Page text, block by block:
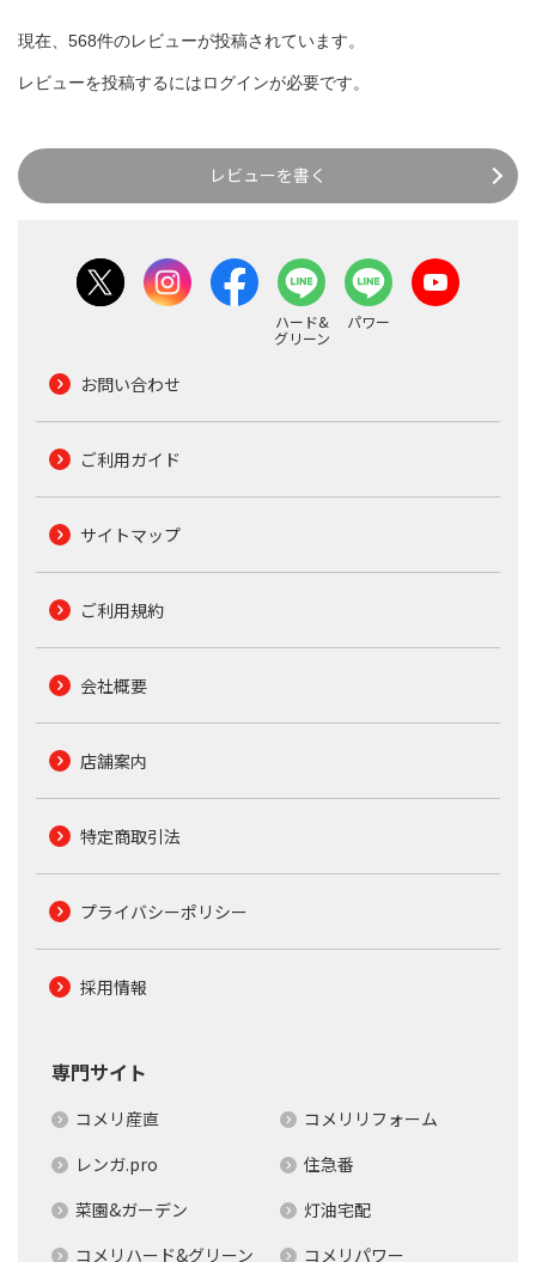
現在、568件のレビューが投稿されています。
レビューを投稿するにはログインが必要です。
レビューを書く
ハード&
グリーン
パワー
お問い合わせ
ご利用ガイド
サイトマップ
ご利用規約
会社概要
店舗案内
特定商取引法
プライバシーポリシー
採用情報
専門サイト
コメリ産直
コメリリフォーム
レンガ.pro
住急番
菜園&ガーデン
灯油宅配
コメリハード&グリーン
コメリパワー